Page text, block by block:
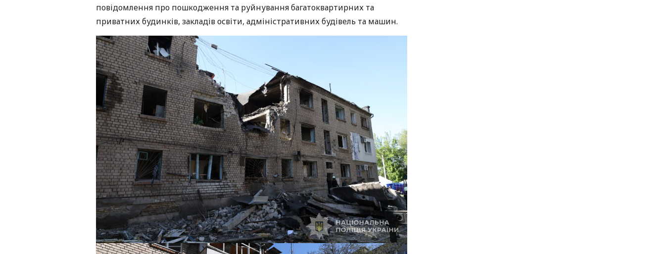
повідомлення про пошкодження та руйнування багатоквартирних та
приватних будинків, закладів освіти, адміністративних будівель та машин.